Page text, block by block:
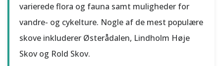
varierede flora og fauna samt muligheder for
vandre- og cykelture. Nogle af de mest populære
skove inkluderer Østerådalen, Lindholm Høje
Skov og Rold Skov.